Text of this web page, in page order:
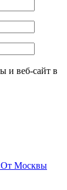
и веб-сайт в
Москвы